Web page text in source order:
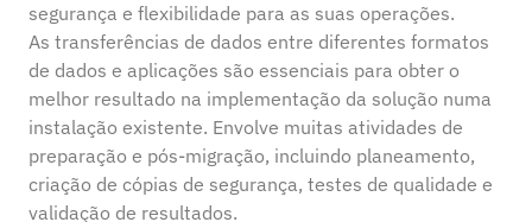
segurança e flexibilidade para as suas operações.
As transferências de dados entre diferentes formatos
de dados e aplicações são essenciais para obter o
melhor resultado na implementação da solução numa
instalação existente. Envolve muitas atividades de
preparação e pós-migração, incluindo planeamento,
criação de cópias de segurança, testes de qualidade e
validação de resultados.